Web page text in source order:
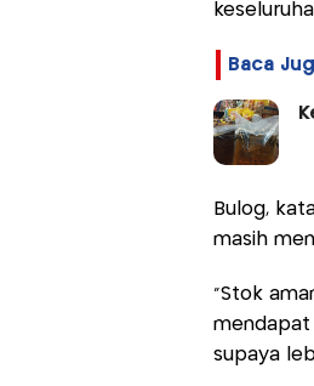
Baca
Bulog,
masih
"Stok
mendapat
supaya